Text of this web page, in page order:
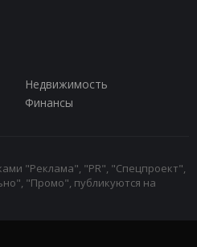
Недвижимость
Финансы
"Реклама", "PR", "Спецпроект",
"Промо", публикуются на